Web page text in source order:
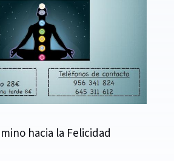
hacia la Felicidad